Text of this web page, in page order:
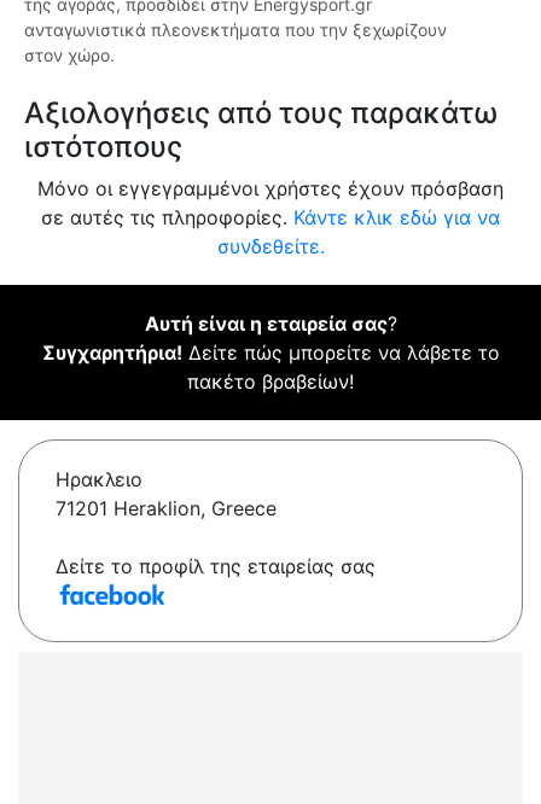
της αγοράς, προσδίδει στην Energysport.gr
ανταγωνιστικά πλεονεκτήματα που την ξεχωρίζουν
στον χώρο.
Αξιολογήσεις από τους παρακάτω
ιστότοπους
Μόνο οι εγγεγραμμένοι χρήστες έχουν πρόσβαση
σε αυτές τις πληροφορίες. Κάντε κλικ εδώ για να
συνδεθείτε.
Αυτή είναι η εταιρεία σας?
Συγχαρητήρια! Δείτε πώς μπορείτε να λάβετε το
πακέτο βραβείων!
Ηρακλειο
71201 Heraklion, Greece
Δείτε το προφίλ της εταιρείας σας